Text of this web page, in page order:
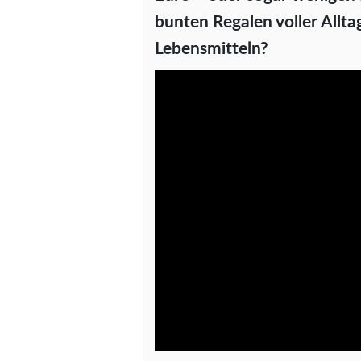
bunten Regalen voller
Lebensmitteln?